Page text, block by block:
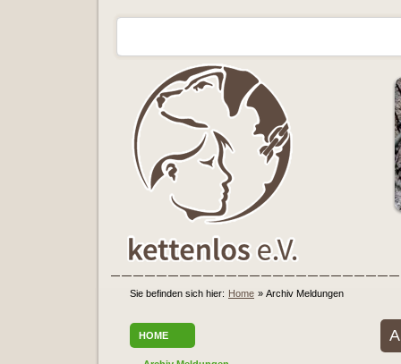
Sie befinden sich hier: Home » Archiv Meldungen
HOME